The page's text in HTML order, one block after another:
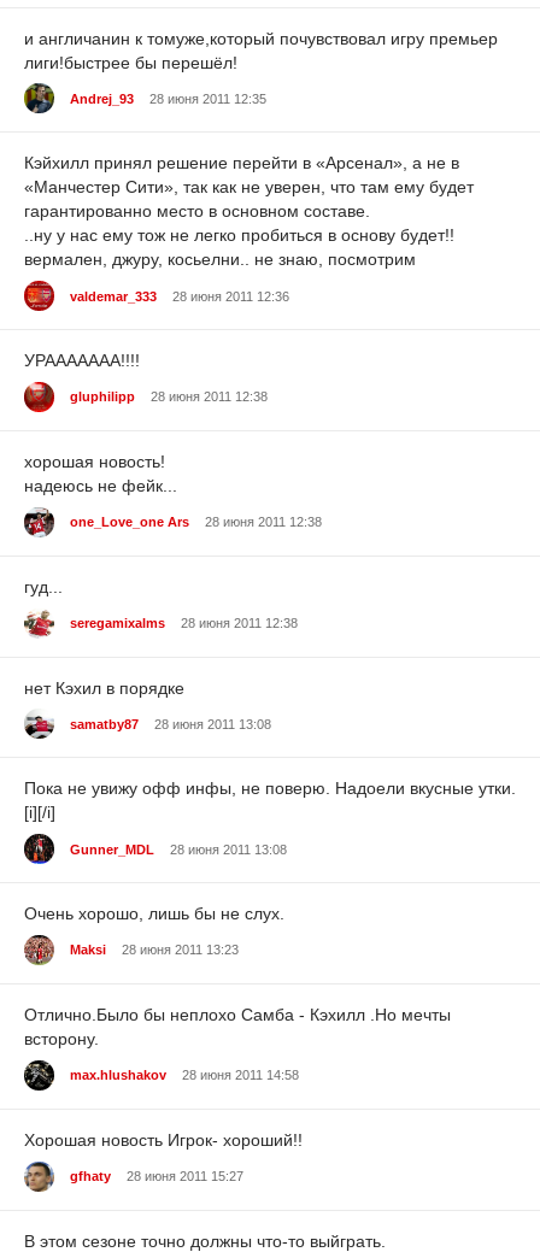
и англичанин к томуже,который почувствовал игру премьер
лиги!быстрее бы перешёл!
Andrej_93 28 июня 2011 12:35
Кэйхилл принял решение перейти в «Арсенал», а не в
«Манчестер Сити», так как не уверен, что там ему будет
гарантированно место в основном составе.
..ну у нас ему тож не легко пробиться в основу будет!!
вермален, джуру, косьелни.. не знаю, посмотрим
valdemar_333 28 июня 2011 12:36
УРААААААА!!!!
gluphilipp 28 июня 2011 12:38
хорошая новость!
надеюсь не фейк...
one_Love_one Ars 28 июня 2011 12:38
гуд...
seregamixalms 28 июня 2011 12:38
нет Кэхил в порядке
samatby87 28 июня 2011 13:08
Пока не увижу офф инфы, не поверю. Надоели вкусные утки.
[i][/i]
Gunner_MDL 28 июня 2011 13:08
Очень хорошо, лишь бы не слух.
Maksi 28 июня 2011 13:23
Отлично.Было бы неплохо Самба - Кэхилл .Но мечты
всторону.
max.hlushakov 28 июня 2011 14:58
Хорошая новость Игрок- хороший!!
gfhaty 28 июня 2011 15:27
В этом сезоне точно должны что-то выйграть.